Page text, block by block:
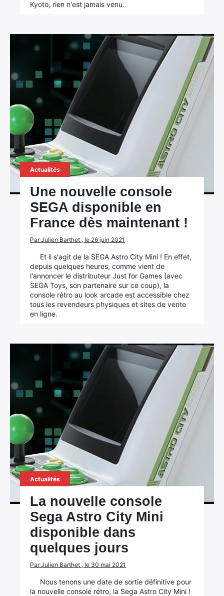
Kyoto, rien n'est jamais venu.
Actualités
Une nouvelle console
SEGA disponible en
France dès maintenant !
Par Julien Barthet , le 26 juin 2021
Et il s'agit de la SEGA Astro City Mini ! En effet,
depuis quelques heures, comme vient de
l'annoncer le distributeur Just for Games (avec
SEGA Toys, son partenaire sur ce coup), la
console rétro au look arcade est accessible chez
tous les revendeurs physiques et sites de vente
en ligne.
Actualités
La nouvelle console
Sega Astro City Mini
disponible dans
quelques jours
Par Julien Barthet , le 30 mai 2021
Nous tenons une date de sortie définitive pour
la nouvelle console rétro, la Sega Astro City Mini !
Rechercher
: